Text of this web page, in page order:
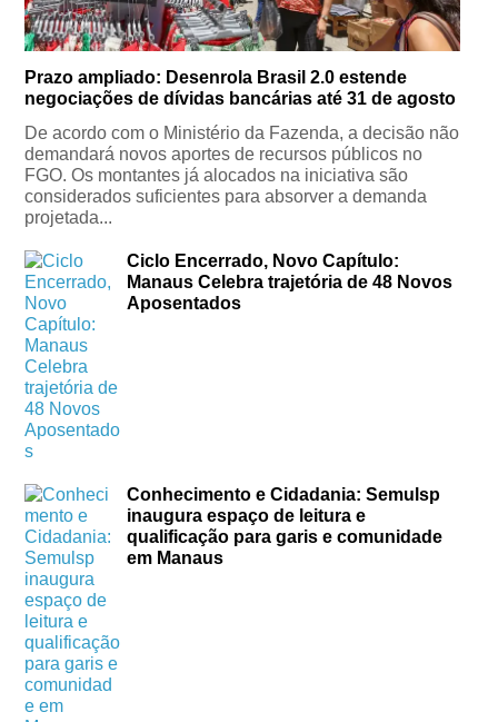
Prazo ampliado: Desenrola Brasil 2.0 estende
negociações de dívidas bancárias até 31 de agosto
De acordo com o Ministério da Fazenda, a decisão não
demandará novos aportes de recursos públicos no
FGO. Os montantes já alocados na iniciativa são
considerados suficientes para absorver a demanda
projetada...
Ciclo Encerrado, Novo Capítulo:
Manaus Celebra trajetória de 48 Novos
Aposentados
Conhecimento e Cidadania: Semulsp
inaugura espaço de leitura e
qualificação para garis e comunidade
em Manaus